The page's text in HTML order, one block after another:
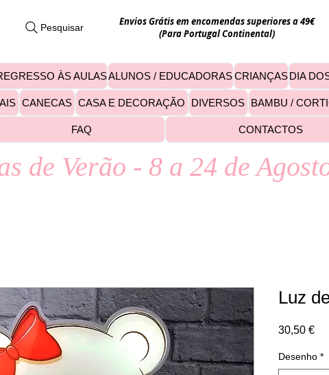
Pesquisar
Envios Grátis em encomendas superiores a 49€
(Para Portugal Continental)
Luz
30,50 €
Desenho *
ÀS AULASALUNOS / EDUCADORASCRIANÇASDIA
CANECAS CASA E DECORAÇÃO DIVERSOS BAMBU /
FAQ CONTACTOS
de Verão - 8 a 24 de